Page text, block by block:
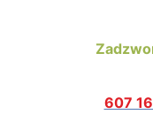
607